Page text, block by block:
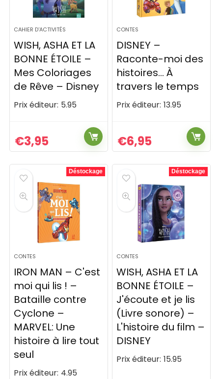
CAHIER D'ACTIVITÉS
WISH, ASHA ET LA
BONNE ÉTOILE –
Mes Coloriages
de Rêve – Disney
Prix éditeur: 5.95
€3,95
CONTES
DISNEY –
Raconte-moi des
histoires… À
travers le temps
Prix éditeur: 13.95
€6,95
Déstockage
CONTES
IRON MAN – C'est
moi qui lis ! –
Bataille contre
Cyclone –
MARVEL: Une
histoire à lire tout
seul
Prix éditeur: 4.95
Déstockage
CONTES
WISH, ASHA ET LA
BONNE ÉTOILE –
J'écoute et je lis
(Livre sonore) –
L'histoire du film –
DISNEY
Prix éditeur: 15.95